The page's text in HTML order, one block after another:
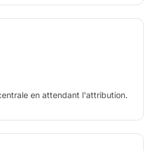
en attendant l'attribution.